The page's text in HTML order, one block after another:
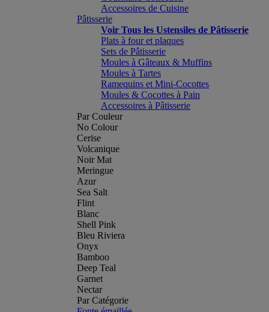
Accessoires de Cuisine
Pâtisserie
Voir Tous les Ustensiles de Pâtisserie
Plats à four et plaques
Sets de Pâtisserie
Moules à Gâteaux & Muffins
Moules à Tartes
Ramequins et Mini-Cocottes
Moules & Cocottes à Pain
Accessoires à Pâtisserie
Par Couleur
No Colour
Cerise
Volcanique
Noir Mat
Meringue
Azur
Sea Salt
Flint
Blanc
Shell Pink
Bleu Riviera
Onyx
Bamboo
Deep Teal
Garnet
Nectar
Par Catégorie